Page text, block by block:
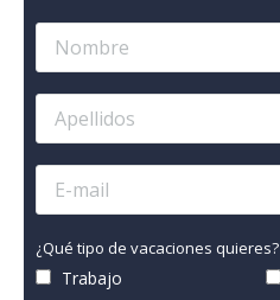
¿Qué tipo de vacaciones quieres?
Trabajo